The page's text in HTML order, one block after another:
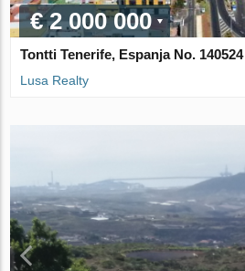
€ 2 000 000
Tontti Tenerife, Espanja No. 140524
Lusa Realty